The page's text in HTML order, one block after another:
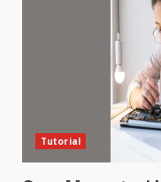
Tutorial